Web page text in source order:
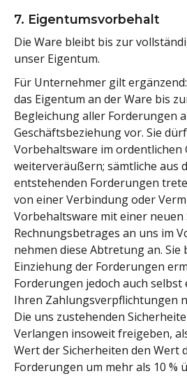
7. Eigentumsvorbehalt
Die Ware bleibt bis zur
unser Eigentum.
Für Unternehmer gilt
das Eigentum an der Ware bis
Begleichung aller Forderungen
Geschäftsbeziehung vor. Sie
Vorbehaltsware im ordentlichen
weiterveräußern; sämtliche aus
entstehenden Forderungen
von einer Verbindung oder
Vorbehaltsware mit einer neuen
Rechnungsbetrages an uns im
nehmen diese Abtretung an. Sie
Einziehung der Forderungen
Forderungen jedoch auch selbst
Ihren Zahlungsverpflichtungen
Die uns zustehenden
Verlangen insoweit freigeben,
Wert der Sicherheiten den Wert
Forderungen um mehr als 10 %